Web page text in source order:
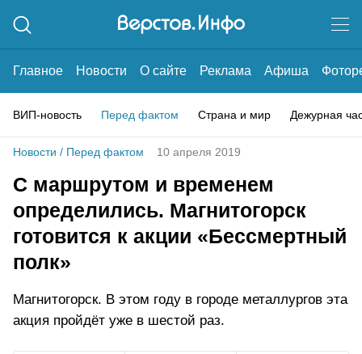
Главное Новости О сайте Реклама Афиша
ВИП-новость Перед фактом Страна и мир Дежурная
Новости / Перед фактом 10 апреля 2019
С маршрутом и временем
определились. Магнитогорск
готовится к акции «Бессмертный
полк»
Магнитогорск. В этом году в городе металлургов эта
акция пройдёт уже в шестой раз.